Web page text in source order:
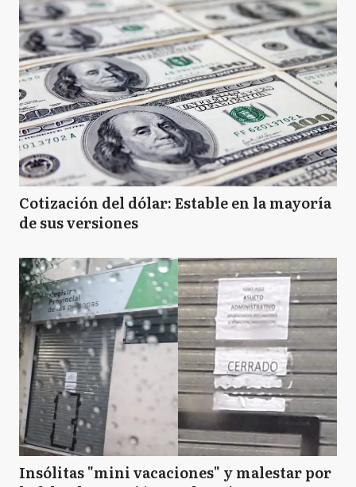
Cotización del dólar: Estable en la mayoría
de sus versiones
Insólitas "mini vacaciones" y malestar por